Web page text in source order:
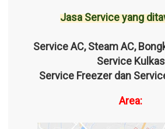
n
Jasa Service yang
Service AC, Steam AC,
Service Kulkas
Service Freezer dan
Area: